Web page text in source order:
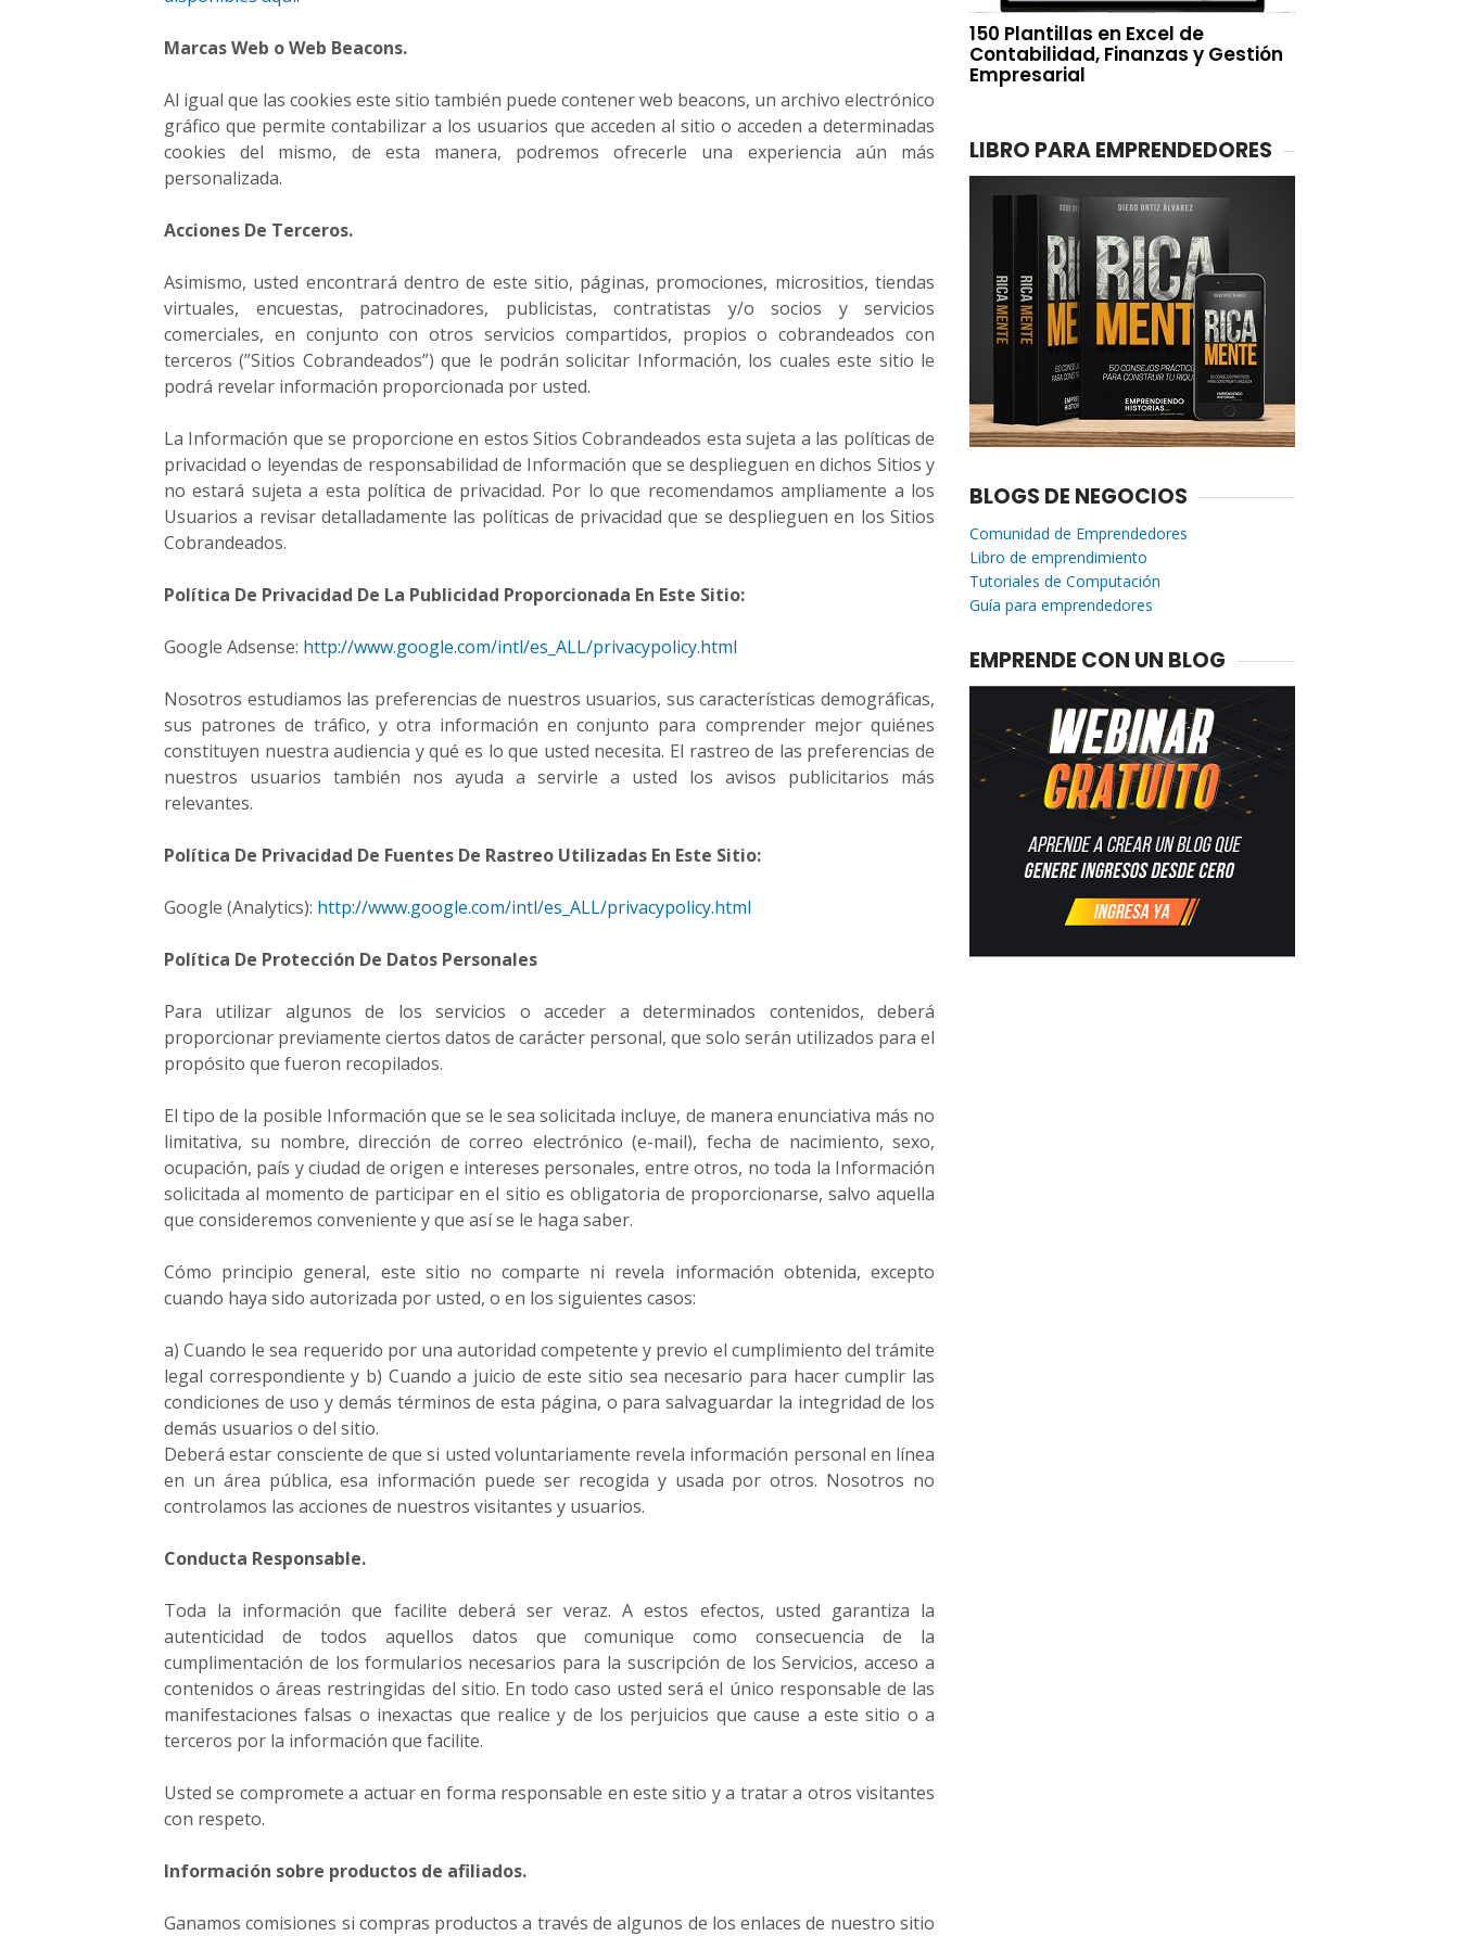
a
m
p
r
e
n
e
,
c
r
e
r
u
e
m
p
r
s
o
i
c
i
a
r
n
e
o
c
o
e
x
t
o
s
o
Marcas Web o Web Beacons.
Al igual que las cookies este sitio también puede contener web beacons, un archivo electrónico
gráfico que permite contabilizar a los usuarios que acceden al sitio o acceden a determinadas
cookies del mismo, de esta manera, podremos ofrecerle una experiencia aún más
personalizada.
Acciones De Terceros.
Asimismo, usted encontrará dentro de este sitio, páginas, promociones, micrositios, tiendas
virtuales, encuestas, patrocinadores, publicistas, contratistas y/o socios y servicios
comerciales, en conjunto con otros servicios compartidos, propios o cobrandeados con
terceros (”Sitios Cobrandeados”) que le podrán solicitar Información, los cuales este sitio le
podrá revelar información proporcionada por usted.
La Información que se proporcione en estos Sitios Cobrandeados esta sujeta a las políticas de
privacidad o leyendas de responsabilidad de Información que se desplieguen en dichos Sitios y
no estará sujeta a esta política de privacidad. Por lo que recomendamos ampliamente a los
Usuarios a revisar detalladamente las políticas de privacidad que se desplieguen en los Sitios
Cobrandeados.
Política De Privacidad De La Publicidad Proporcionada En Este Sitio:
Google Adsense: http://www.google.com/intl/es_ALL/privacypolicy.html
Nosotros estudiamos las preferencias de nuestros usuarios, sus características demográficas,
sus patrones de tráfico, y otra información en conjunto para comprender mejor quiénes
constituyen nuestra audiencia y qué es lo que usted necesita. El rastreo de las preferencias de
nuestros usuarios también nos ayuda a servirle a usted los avisos publicitarios más
relevantes.
Política De Privacidad De Fuentes De Rastreo Utilizadas En Este Sitio:
Google (Analytics): http://www.google.com/intl/es_ALL/privacypolicy.html
Política De Protección De Datos Personales
Para utilizar algunos de los servicios o acceder a determinados contenidos, deberá
proporcionar previamente ciertos datos de carácter personal, que solo serán utilizados para el
propósito que fueron recopilados.
El tipo de la posible Información que se le sea solicitada incluye, de manera enunciativa más no
limitativa, su nombre, dirección de correo electrónico (e-mail), fecha de nacimiento, sexo,
ocupación, país y ciudad de origen e intereses personales, entre otros, no toda la Información
solicitada al momento de participar en el sitio es obligatoria de proporcionarse, salvo aquella
que consideremos conveniente y que así se le haga saber.
Cómo principio general, este sitio no comparte ni revela información obtenida, excepto
cuando haya sido autorizada por usted, o en los siguientes casos:
a) Cuando le sea requerido por una autoridad competente y previo el cumplimiento del trámite
legal correspondiente y b) Cuando a juicio de este sitio sea necesario para hacer cumplir las
condiciones de uso y demás términos de esta página, o para salvaguardar la integridad de los
demás usuarios o del sitio.
Deberá estar consciente de que si usted voluntariamente revela información personal en línea
en un área pública, esa información puede ser recogida y usada por otros. Nosotros no
controlamos las acciones de nuestros visitantes y usuarios.
Conducta Responsable.
Toda la información que facilite deberá ser veraz. A estos efectos, usted garantiza la
autenticidad de todos aquellos datos que comunique como consecuencia de la
cumplimentación de los formularios necesarios para la suscripción de los Servicios, acceso a
contenidos o áreas restringidas del sitio. En todo caso usted será el único responsable de las
manifestaciones falsas o inexactas que realice y de los perjuicios que cause a este sitio o a
terceros por la información que facilite.
Usted se compromete a actuar en forma responsable en este sitio y a tratar a otros visitantes
con respeto.
Información sobre productos de afiliados.
Ganamos comisiones si compras productos a través de algunos de los enlaces de nuestro sitio
150 Plantillas en Excel de
Contabilidad, Finanzas y Gestión
Empresarial
LIBRO PARA EMPRENDEDORES
BLOGS DE NEGOCIOS
Comunidad de Emprendedores
Libro de emprendimiento
Tutoriales de Computación
Guía para emprendedores
EMPRENDE CON UN BLOG